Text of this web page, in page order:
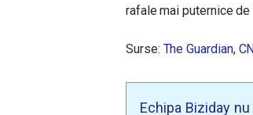
rafale mai puternice de
Surse: The Guardian,
Echipa Biziday